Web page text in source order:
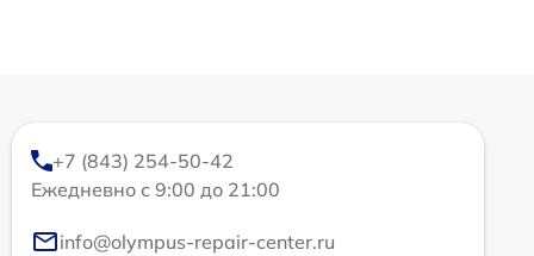
+7 (843) 254-50-42
Ежедневно с 9:00 до 21:00
info@olympus-repair-center.ru